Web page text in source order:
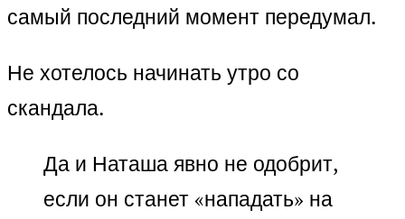
самый последний момент передумал.
Не хотелось начинать утро со
скандала.
Да и Наташа явно не одобрит,
если он станет «нападать» на